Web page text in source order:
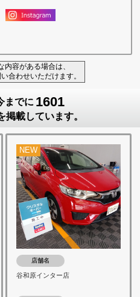
内容がある場合は、
合わせいただけます。
までに 1601
掲載しています。
NEW
店舗名
谷和原インター店